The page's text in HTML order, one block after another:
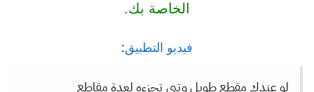
الخاصة بك.
فيديو التطبيق:
لو عندك مقطع طويل وتبي تجزءه لعدة مقاطع